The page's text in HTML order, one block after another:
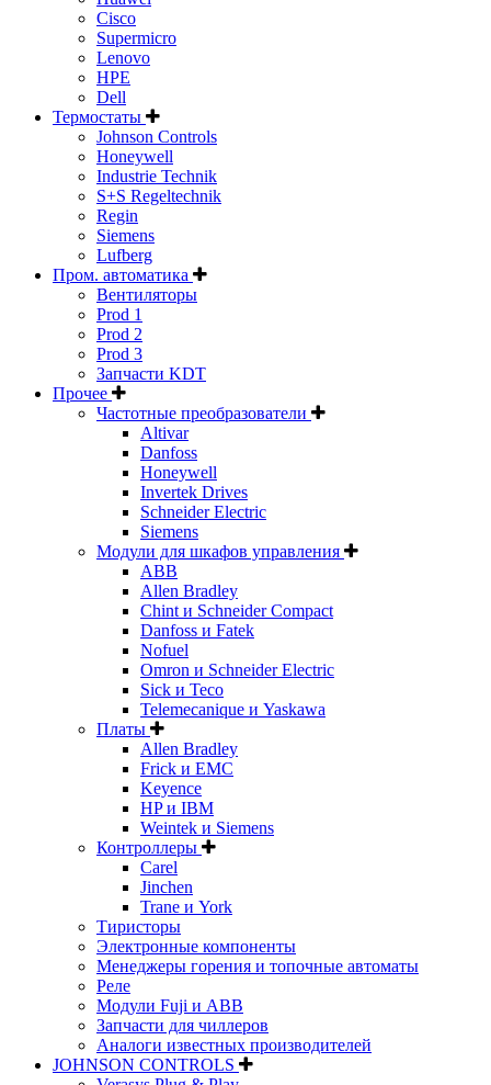
Cisco
Supermicro
Lenovo
HPE
Dell
Термостаты
Johnson Controls
Honeywell
Industrie Technik
S+S Regeltechnik
Regin
Siemens
Lufberg
Пром. автоматика
Вентиляторы
Prod 1
Prod 2
Prod 3
Запчасти KDT
Прочее
Частотные преобразователи
Altivar
Danfoss
Honeywell
Invertek Drives
Schneider Electric
Siemens
Модули для шкафов управления
ABB
Allen Bradley
Chint и Schneider Compact
Danfoss и Fatek
Nofuel
Omron и Schneider Electric
Sick и Teco
Telemecanique и Yaskawa
Платы
Allen Bradley
Frick и EMC
Keyence
HP и IBM
Weintek и Siemens
Контроллеры
Carel
Jinchen
Trane и York
Тиристоры
Электронные компоненты
Менеджеры горения и топочные автоматы
Реле
Модули Fuji и ABB
Запчасти для чиллеров
Аналоги известных производителей
JOHNSON CONTROLS